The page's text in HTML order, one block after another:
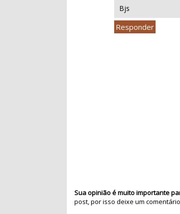
Bjs
Responder
Sua opinião é muito importante
post, por isso deixe um